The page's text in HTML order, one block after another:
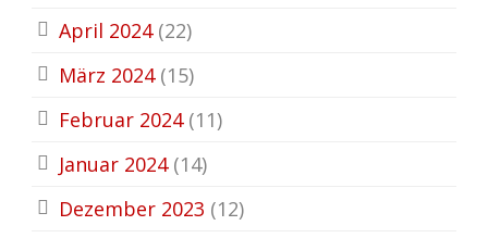
April 2024(22)
März 2024(15)
Februar 2024(11)
Januar 2024(14)
Dezember 2023 (12)